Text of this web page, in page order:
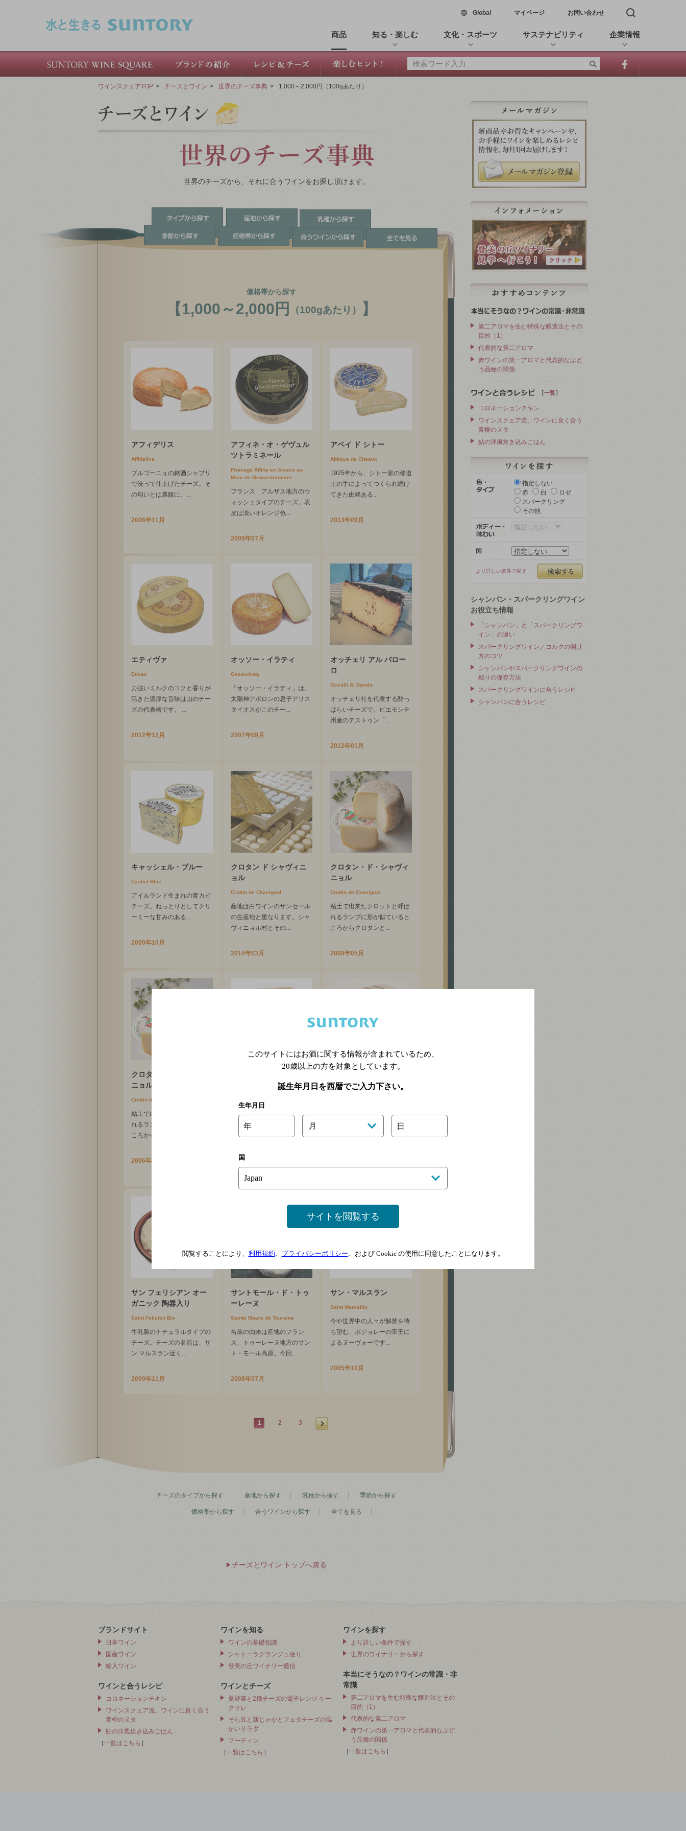
Global新しいウィンドウで開く
マイページ お問い合わせ 検索窓を開く
商品 知る・楽しむ 文化・スポーツ サステナビリティ 企業情報
ワインスクエアTOP > チーズとワイン > 世界のチーズ事典 > 1,000～2,000円（100gあたり）
世界のチーズから、それに合うワインをお探し頂けます。
価格帯から探す
【1,000～2,000円 （100gあたり） 】
アフィデリス
Affidelice
ブルゴーニュの銘酒シャブリ
で洗って仕上げたチーズ。そ
の匂いとは裏腹に、...
2006年11月
アフィネ・オ・ゲヴュル
ツトラミネール
Fromage Affine en Alsace au
Marc de Gewurztraminer
フランス アルザス地方のウ
ォッシュタイプのチーズ。表
皮は淡いオレンジ色...
2009年07月
アベイ ド シトー
Abbaye de Citeaux
1925年から、シトー派の修道
士の手によってつくられ続け
てきた由緒ある...
2013年09月
エティヴァ
Etivaz
力強いミルクのコクと香りが
活きた濃厚な旨味は山のチー
ズの代表格です。 ...
2012年12月
オッソー・イラティ
Ossau-Iraty
「オッソー・イラティ」は、
太陽神アポロンの息子アリス
タイオスがこのチー...
2007年09月
オッチェリ アル バロー
ロ
Occelli Al Barolo
オッチェリ社を代表する酔っ
ぱらいチーズで、ピエモンテ
州産のテストゥン「...
2012年01月
キャッシェル・ブルー
Cashel Blue
アイルランド生まれの青カビ
チーズ。ねっとりとしてクリ
ーミーな甘みのある...
2009年10月
クロタン ド シャヴィニ
ョル
Crottin de Chavignol
産地は白ワインのサンセール
の生産地と重なります。シャ
ヴィニョル村とその...
2014年03月
クロタン・ド・シャヴィ
ニョル
Crottin de Chavignol
粘土で出来たクロットと呼ば
れるランプに形が似ていると
ころからクロタンと...
2008年05月
クロタン・ド・シャヴィ
ニョル
Crottin de Chavignol
粘土で出来たクロットと呼ば
れるランプに形が似ていると
ころから名が付いた...
2006年05月
フランス北部、アヴェヌ地方
産。「アヴェヌのハート」の
意味を持つ、ウォッ...
ュ オーガニック 6～8ヶ
コンテはフランスAOCチーズ
の中ではダントツの生産量を
サン フェリシアン オー
ガニック 陶器入り
Saint Felicien Bio
牛乳製のナチュラルタイプの
チーズ。チーズの名前は、サ
ン マルスラン近く...
2009年11月
サントモール・ド・トゥ
ーレーヌ
Sainte Maure de Touraine
名前の由来は産地のフラン
ス、トゥーレーヌ地方のサン
ト・モール高原。今回...
2008年07月
サン・マルスラン
Saint Marcellin
今や世界中の人々が解禁を待
ち望む、ボジョレーの帝王に
よるヌーヴォーです...
2005年10月
1 2 3
チーズのタイプから探す 産地から探す 乳種から探す 季節から探す
価格帯から探す 合うワインから探す 全てを見る
チーズとワイン トップへ戻る
第二アロマを生む特殊な醸造法とその
目的（1）
代表的な第二アロマ
赤ワインの第一アロマと代表的なぶど
う品種の関係
［一覧］
コロネーションチキン
ワインスクエア流、ワインに良く合う
青柳のヌタ
鮎の洋風炊き込みごはん
指定しない
赤
白
ロゼ
スパークリング
その他
より詳しい条件で探す
シャンパン・スパークリングワイン
お役立ち情報
「シャンパン」と「スパークリングワ
イン」の違い
スパークリングワイン／コルクの開け
方のコツ
シャンパンやスパークリングワインの
残りの保存方法
スパークリングワインに合うレシピ
シャンパンに合うレシピ
ブランドサイト
日本ワイン
国産ワイン
輸入ワイン
ワインと合うレシピ
コロネーションチキン
ワインスクエア流、ワインに良く合う
青柳のヌタ
鮎の洋風炊き込みごはん
［一覧はこちら ］
ワインを知る
ワインの基礎知識
シャトーラグランジュ便り
登美の丘ワイナリー通信
ワインとチーズ
夏野菜と2種チーズの電子レンジ ケー
クサレ
そら豆と新じゃがとフェタチーズの温
かいサラダ
プーティン
［一覧はこちら ］
ワインを探す
より詳しい条件で探す
世界のワイナリーから探す
本当にそうなの？ワインの常識・非
常識
第二アロマを生む特殊な醸造法とその
目的（1）
代表的な第二アロマ
赤ワインの第一アロマと代表的なぶど
う品種の関係
［一覧はこちら ］
このサイトにはお酒に関する情報が含まれているため、
20歳以上の方を対象としています。
誕生年月日を西暦でご入力下さい。
生年月日
年 月 日
国
サイトを閲覧する
閲覧することにより、 利用規約 プライバシーポリシー 、および Cookie の使用に同意したことになります。